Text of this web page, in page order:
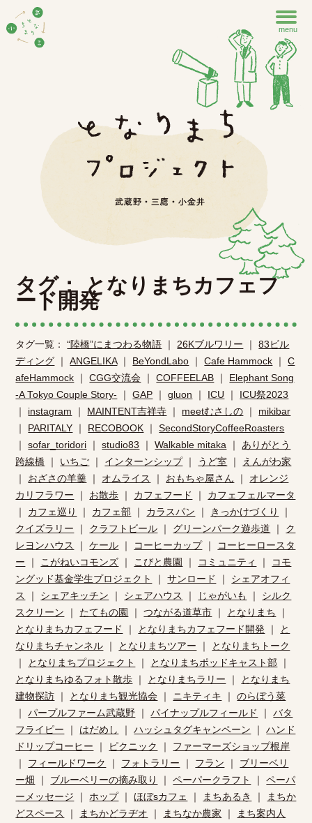
menu
タグ： となりまちカフェフ
ード開発
タグ一覧：“陸橋”にまつわる物語 ｜ 26Kブルワリー ｜83ビル
ディング ｜ANGELIKA｜ BeYondLabo ｜Cafe Hammock ｜C
afeHammock ｜CGG交流会 ｜COFFEELAB ｜ Elephant Song
-A Tokyo Couple Story- ｜GAP ｜gluon ｜ ICU ｜ ICU祭2023
｜ instagram ｜ MAINTENT吉祥寺 ｜ meetむさしの ｜ mikibar
｜ PARITALY ｜ RECOBOOK ｜SecondStoryCoffeeRoasters
｜sofar_toridori ｜studio83 ｜Walkable mitaka ｜ ありがとう
跨線橋 ｜ いちご ｜ インターンシップ｜ うど室 ｜
えんがわ家
｜ おざさの羊羹 ｜ オムライス ｜ おもちゃ屋さん ｜ オレンジ
カリフラワー ｜ お散歩 ｜ カフェフード ｜ カフェフェルマータ
｜ カフェ巡り ｜ カフェ部 ｜ カラスパン ｜ きっかけづくり
｜
クイズラリー ｜ クラフトビール ｜ グリーンパーク遊歩道 ｜ ク
レヨンハウス
｜ケール ｜ コーヒーカップ｜
コーヒーロースタ
ー ｜ こがねいコモンズ ｜ こびと農園 ｜ コミュニティ ｜
コモ
ングッド基金学生プロジェクト
｜サンロード ｜ シェアオフィ
ス
｜ シェアキッチン ｜ シェアハウス ｜ じゃがいも ｜ シルク
スクリーン ｜ たてもの園 ｜つながる道草市 ｜ となりまち ｜
となりまちカフェフード
｜ となりまちカフェフード開発 ｜
と
なりまちチャンネル ｜ となりまちツアー ｜
となりまちトーク
｜
となりまちプロジェクト ｜ となりまちポッドキャスト部 ｜
となりまちゆるフォト散歩 ｜ となりまちラリー ｜
となりまち
建物探訪 ｜ となりまち観光協会 ｜ ニキティキ ｜のらぼう菜
｜パープルファーム武蔵野 ｜パイナップルフィールド ｜バタ
フライピー ｜ はだめし ｜ハッシュタグキャンペーン ｜ハンド
ドリップコーヒー ｜ ピクニック ｜ ファーマーズショップ根岸
｜ フィールドワーク ｜ フォトラリー ｜ フラン ｜ ブリーベリ
ー畑 ｜ ブルーベリーの摘み取り ｜ペーパークラフト ｜ペーパ
ーメッセージ ｜ ホップ｜ほぼsカフェ ｜ まちあるき ｜
まちか
どスペース
｜ まちかどラヂオ ｜ まちなか農家 ｜
まち案内人